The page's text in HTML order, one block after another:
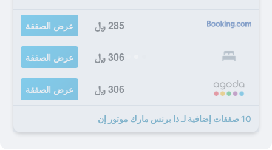
285 ﷼ عرض الصفقة
306 ﷼ عرض الصفقة
306 ﷼ عرض الصفقة
10 صفقات إضافية لـ ذا برنس مارك موتور إن